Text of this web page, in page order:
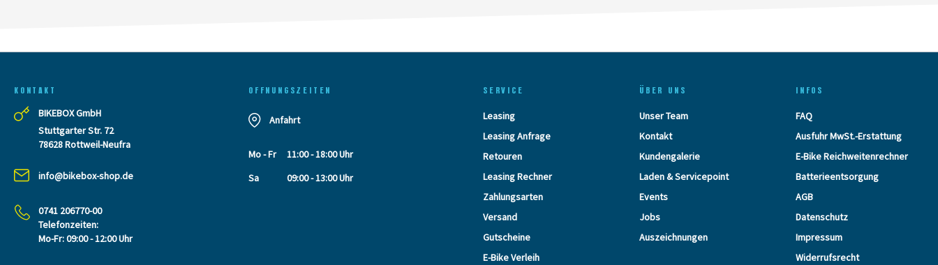
KONTAKT
BIKEBOX GmbH
Stuttgarter Str. 72
78628 Rottweil-Neufra
info@bikebox-shop.de
0741 206770-00
Telefonzeiten:
Mo-Fr: 09:00 - 12:00 Uhr
OFFNUNGSZEITEN
Anfahrt
Mo - Fr
11:00 - 18:00 Uhr
Sa
09:00 - 13:00 Uhr
SERVICE
Leasing
Leasing Anfrage
Retouren
Leasing Rechner
Zahlungsarten
Versand
Gutscheine
E-Bike Verleih
ÜBER UNS
Unser Team
Kontakt
Kundengalerie
Laden & Servicepoint
Events
Jobs
Auszeichnungen
INFOS
FAQ
Ausfuhr MwSt.-Erstattung
E-Bike Reichweitenrechner
Batterieentsorgung
AGB
Datenschutz
Impressum
Widerrufsrecht